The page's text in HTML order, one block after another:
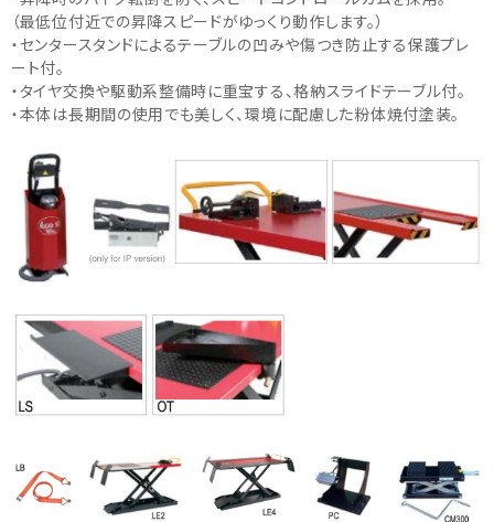
（最低位付近での昇降スピードがゆっくり動作します。）
・センタースタンドによるテーブルの凹みや傷つき防止する保護プレ
ート付。
・タイヤ交換や駆動系整備時に重宝する、格納スライドテーブル付。
・本体は長期間の使用でも美しく、環境に配慮した粉体焼付塗装。